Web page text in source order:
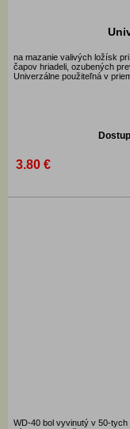
na mazanie valivých ložísk
čapov hriadeli, ozubených
Univerzálne použiteľná v
3.80 €
WD-40 bol vyvinutý v 50-